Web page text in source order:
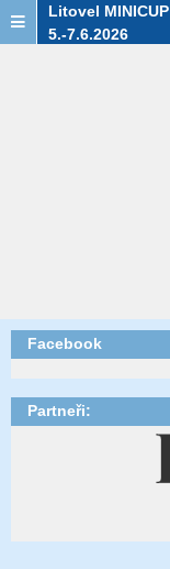
Litovel MINICUP
5.-7.6.2026
Facebook
Partneři: